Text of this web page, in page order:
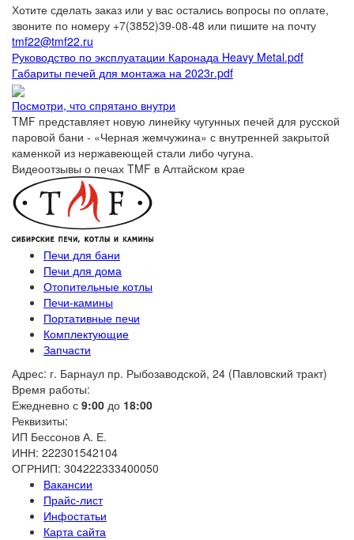
Хотите сделать заказ или у вас остались вопросы по оплате,
звоните по номеру +7(3852)39-08-48 или пишите на почту
tmf22@tmf22.ru
Руководство по эксплуатации Каронада Heavy Metal.pdf
Габариты печей для монтажа на 2023г.pdf
Посмотри, что спрятано внутри
TMF представляет новую линейку чугунных печей для русской
паровой бани - «Черная жемчужина» с внутренней закрытой
каменкой из нержавеющей стали либо чугуна.
Видеоотзывы о печах TMF в Алтайском крае
Печи для бани
Печи для дома
Отопительные котлы
Печи-камины
Портативные печи
Комплектующие
Запчасти
Адрес: г. Барнаул пр. Рыбозаводской, 24 (Павловский тракт)
Время работы:
Ежедневно с 9:00 до 18:00
Реквизиты:
ИП Бессонов А. Е.
ИНН: 222301542104
ОГРНИП: 304222333400050
Вакансии
Прайс-лист
Инфостатьи
Карта сайта